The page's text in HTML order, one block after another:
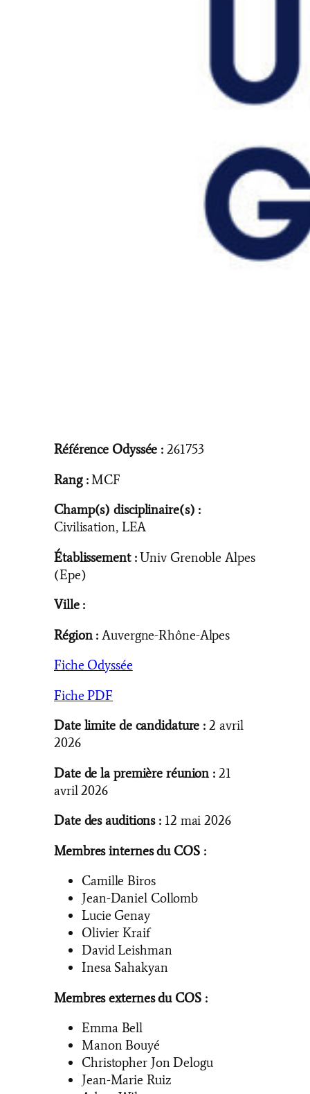
Référence Odyssée : 261753
Rang :MCF
Champ(s) disciplinaire(s) :
Civilisation, LEA
Établissement :Univ Grenoble Alpes
(Epe)
Ville :
Région : Auvergne-Rhône-Alpes
Fiche Odyssée
Fiche PDF
Date limite de candidature : 2 avril
2026
Date de la première réunion : 21
avril 2026
Date des auditions : 12 mai 2026
Membres internes du COS :
Camille Biros
Jean-Daniel Collomb
Lucie Genay
Olivier Kraif
David Leishman
Inesa Sahakyan
Membres externes du COS :
Emma Bell
Manon Bouyé
Christopher Jon Delogu
Jean-Marie Ruiz